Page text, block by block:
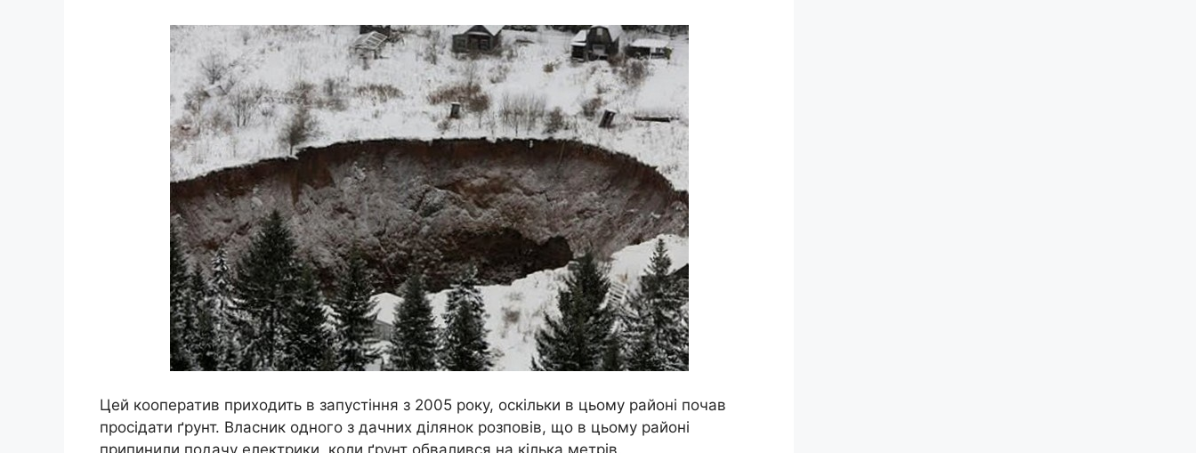
Цей кооператив приходить в запустіння з 2005 року, оскільки в цьому районі почав
просідати ґрунт. Власник одного з дачних ділянок розповів, що в цьому районі
припинили подачу електрики, коли ґрунт обвалився на кілька метрів.